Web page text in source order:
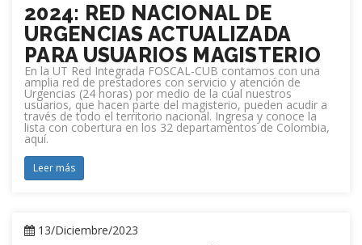
2024: RED NACIONAL DE
URGENCIAS ACTUALIZADA
PARA USUARIOS MAGISTERIO
En la UT Red Integrada FOSCAL-CUB contamos con una
amplia red de prestadores con servicio y atención de
Urgencias (24 horas) por medio de la cual nuestros
usuarios, que hacen parte del magisterio, pueden acudir a
través de todo el territorio nacional. Ingresa y conoce la
lista con cobertura en los 32 departamentos de Colombia,
aquí.
Leer más
13/Diciembre/2023